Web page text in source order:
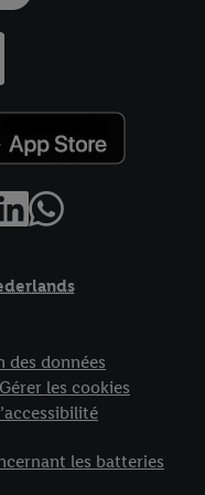
données
Gérer les cookies
les batteries